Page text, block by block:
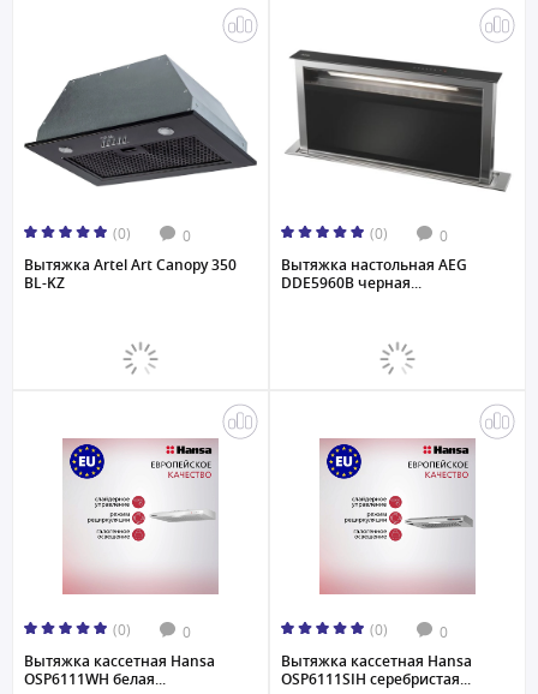
(0) 0
Вытяжка Artel Art Canopy 350
BL-KZ
(0) 0
Вытяжка настольная AEG
DDE5960B черная...
(0) 0
Вытяжка кассетная Hansa
OSP6111WH белая...
(0) 0
Вытяжка кассетная Hansa
OSP6111SIH серебристая...